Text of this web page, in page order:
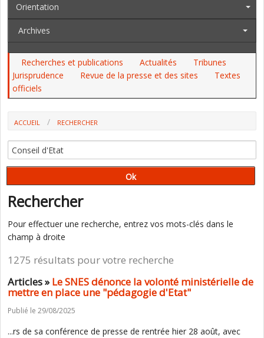
Orientation
Archives
Recherches et publications Actualités
Tribunes
Jurisprudence
Revue de la presse et des sites
Textes
officiels
ACCUEIL RECHERCHER
Rechercher
Pour effectuer une recherche, entrez vos mots-clés dans le
champ à droite
1275 résultats pour votre recherche
Articles »Le SNES dénonce la volonté ministérielle de
mettre en place une "pédagogie d'Etat"
Publié le 29/08/2025
...rs de sa conférence de presse de rentrée hier 28 août, avec